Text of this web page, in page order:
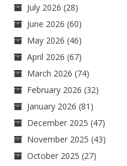
July 2026 (28)
June 2026 (60)
May 2026 (46)
April 2026 (67)
March 2026 (74)
February 2026 (32)
January 2026 (81)
December 2025 (47)
November 2025 (43)
October 2025 (27)